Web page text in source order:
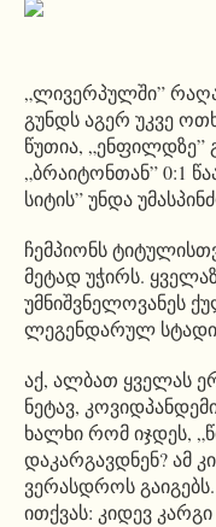
„ლივერპულში”
გუნდს აგერ უკვე
წუთია, „ენფილდზე”
„ბრაიტონთან” 0:1
სიტის” უნდა
ჩემპიონს
მეტად უჭირს.
უმნიშვნელოვანეს
ლეგენდარულ
აქ, ალბათ ყველას
ნეტავ,
ხალხი რომ იჯდეს,
დაკარგავდნენ? ამ
ვერასდროს
ითქვას: კიდევ